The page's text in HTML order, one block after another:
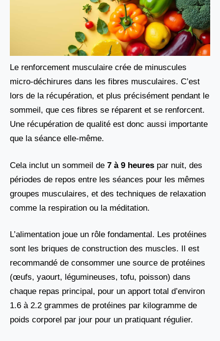
Le renforcement musculaire crée de minuscules
micro-déchirures dans les fibres musculaires. C’est
lors de la récupération, et plus précisément pendant le
sommeil, que ces fibres se réparent et se renforcent.
Une récupération de qualité est donc aussi importante
que la séance elle-même.
Cela inclut un sommeil de 7 à 9 heures par nuit, des
périodes de repos entre les séances pour les mêmes
groupes musculaires, et des techniques de relaxation
comme la respiration ou la méditation.
L’alimentation joue un rôle fondamental. Les protéines
sont les briques de construction des muscles. Il est
recommandé de consommer une source de protéines
(œufs, yaourt, légumineuses, tofu, poisson) dans
chaque repas principal, pour un apport total d’environ
1.6 à 2.2 grammes de protéines par kilogramme de
poids corporel par jour pour un pratiquant régulier.